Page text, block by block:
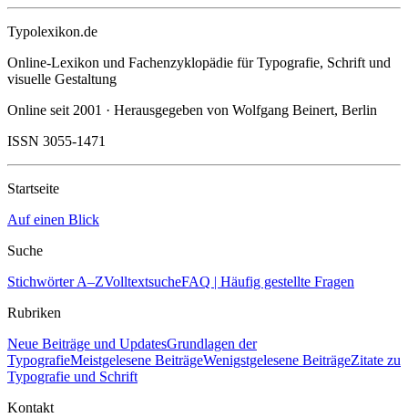
Typolexikon.de
Online-Lexikon und Fachenzyklopädie für Typografie, Schrift und
visuelle Gestaltung
Online seit 2001 · Herausgegeben von Wolfgang Beinert, Berlin
ISSN 3055-1471
Startseite
Auf einen Blick
Suche
Stichwörter A–ZVolltextsucheFAQ | Häufig gestellte Fragen
Rubriken
Neue Beiträge und UpdatesGrundlagen der
TypografieMeistgelesene BeiträgeWenigstgelesene BeiträgeZitate zu
Typografie und Schrift
Kontakt